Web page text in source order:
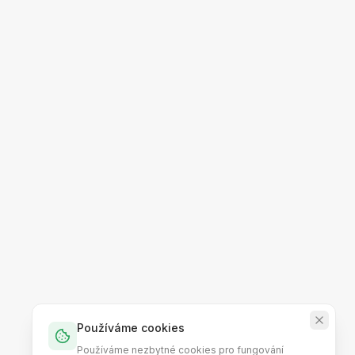
Používáme cookies
Používáme nezbytné cookies pro fungování